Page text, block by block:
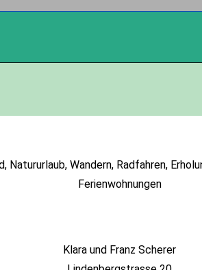
Natururlaub, Wandern, Radfahren,
Ferienwohnungen
Klara und Franz Scherer